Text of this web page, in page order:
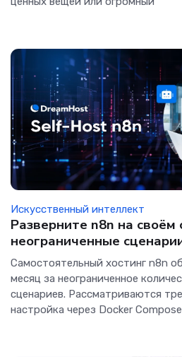
Искусственный интеллект
Разверните n8n на своём
неограниченные
Самостоятельный хостинг n8n
месяц за неограниченное
сценариев. Рассматриваются
настройка через Docker